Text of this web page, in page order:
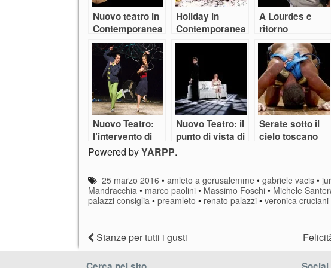
Nuovo teatro in
Contemporanea
Holiday in
Contemporanea
A Lourdes e
ritorno
Nuovo Teatro:
l’intervento di
Babilonia Teatri
Nuovo Teatro: il
punto di vista di
Serate sotto il
cielo toscano
Powered byYARPP.
25 marzo 2016 •amleto a gerusalemme •gabriele vacis •
Mandracchia • marco paolini • Massimo Foschi • Michele
palazzi consiglia • preamleto • renato palazzi • veronica cruciani
Stanze per tutti i gusti